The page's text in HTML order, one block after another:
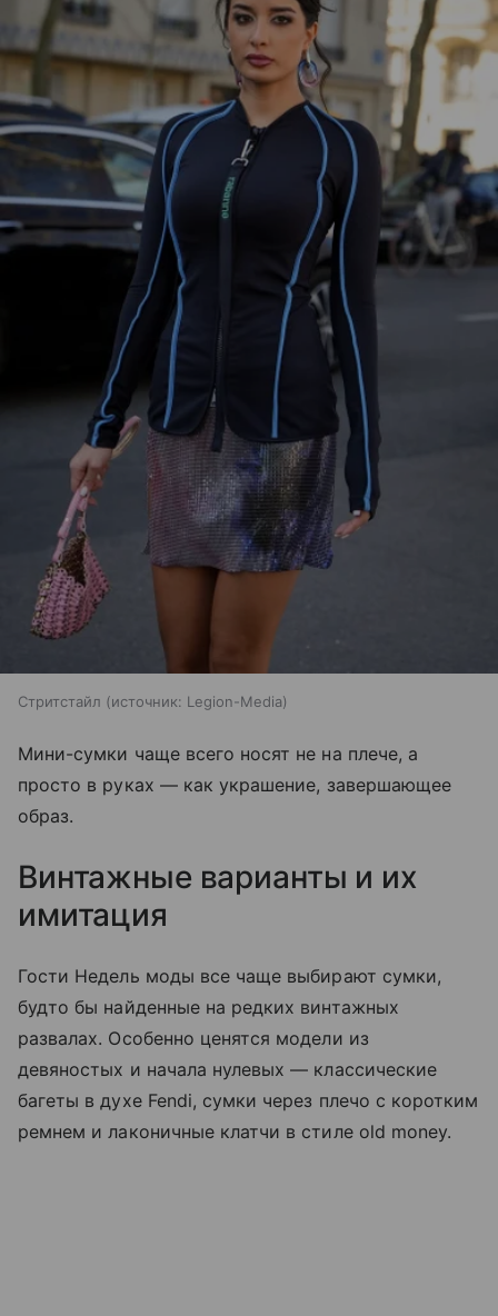
Стритстайл источник: Legion-Media
Мини-сумки чаще всего носят не на плече, а
просто в руках — как украшение, завершающее
образ.
Винтажные варианты и их
имитация
Гости Недель моды все чаще выбирают сумки,
будто бы найденные на редких винтажных
развалах. Особенно ценятся модели из
девяностых и начала нулевых — классические
багеты в духе Fendi, сумки через плечо с коротким
ремнем и лаконичные клатчи в стиле old money.